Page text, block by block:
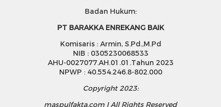
Badan Hukum:
PT BARAKKA ENREKANG BAIK
Komisaris : Armin, S.Pd.,M.Pd
NIB : 0305230068533
AHU-0027077.AH.01.01.Tahun 2023
NPWP : 40.554.246.8-802.000
Copyright 2023:
maspulfakta.com I All Rights Reserved